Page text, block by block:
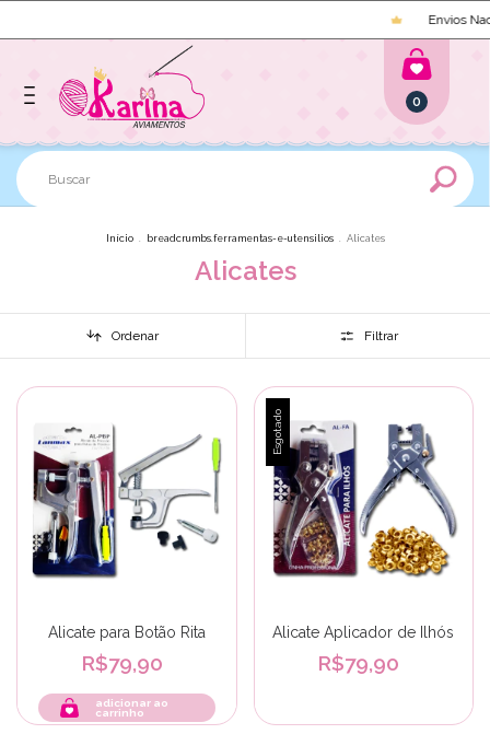
Envios
0
Início . breadcrumbs.ferramentas-e-utensilios . Alicates
Alicates
Ordenar Filtrar
Alicate para Botão Rita
R$79,90
Esgotado
Alicate Aplicador de Ilhós
R$79,90